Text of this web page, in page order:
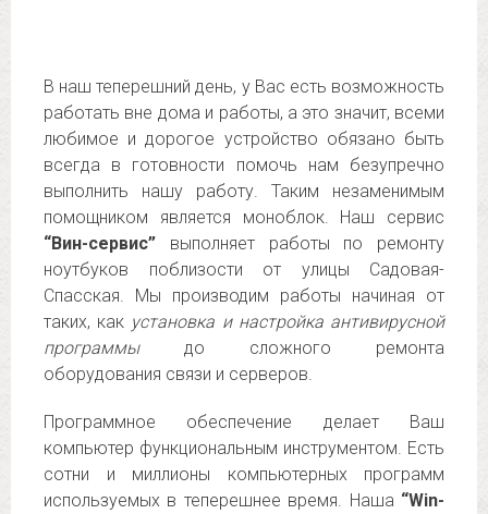
В наш теперешний день, у Вас есть возможность
работать вне дома и работы, а это значит, всеми
любимое и дорогое устройство обязано быть
всегда в готовности помочь нам безупречно
выполнить нашу работу. Таким незаменимым
помощником является моноблок. Наш сервис
“Вин-сервис” выполняет работы по ремонту
ноутбуков поблизости от улицы Садовая-
Спасская. Мы производим работы начиная от
таких, как установка и настройка антивирусной
программыдо сложного ремонта
оборудования связи и серверов.
Программное обеспечение делает Ваш
компьютер функциональным инструментом. Есть
сотни и миллионы компьютерных программ
используемых в теперешнее время. Наша “Win-